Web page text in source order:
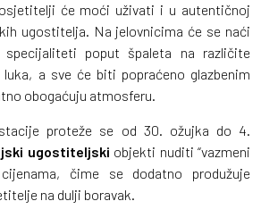
će moći uživati i u autentičnoj
ugostitelja. Na jelovnicima će se naći
specijaliteti poput špaleta na različite
a sve će biti popraćeno glazbenim
obogaćuju atmosferu.
proteže se od 30. ožujka do 4.
ugostiteljski objekti nuditi “vazmeni
čime se dodatno produžuje
na dulji boravak.